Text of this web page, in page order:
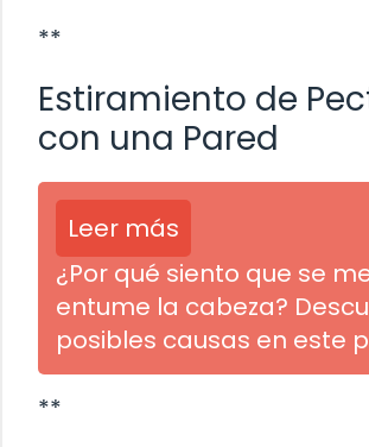
**
Estiramiento de
con una Pared
Leer más
¿Por qué siento que se
entume la cabeza?
posibles causas en este
**